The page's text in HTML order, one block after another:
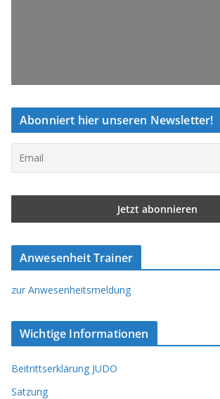
Abonniert hier unseren Newsletter!
Anwesenheit Trainer
zur Anwesenheitsmeldung
Wichtige Informationen
Beitrittserklärung JUDO
Satzung